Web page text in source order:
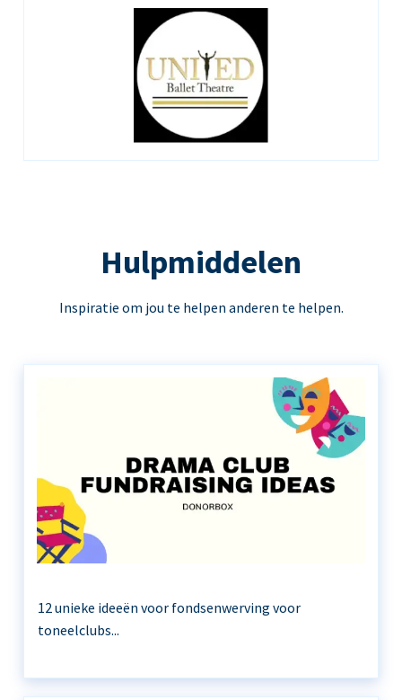
Hulpmiddelen
Inspiratie om jou te helpen anderen te helpen.
12 unieke ideeën voor fondsenwerving voor
toneelclubs...